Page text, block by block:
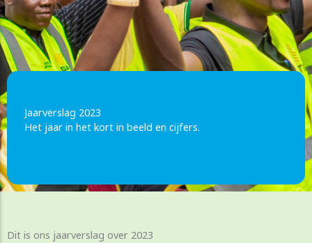
Jaarverslag 2023
Het jaar in het kort in beeld en cijfers.
Dit is ons jaarverslag over 2023